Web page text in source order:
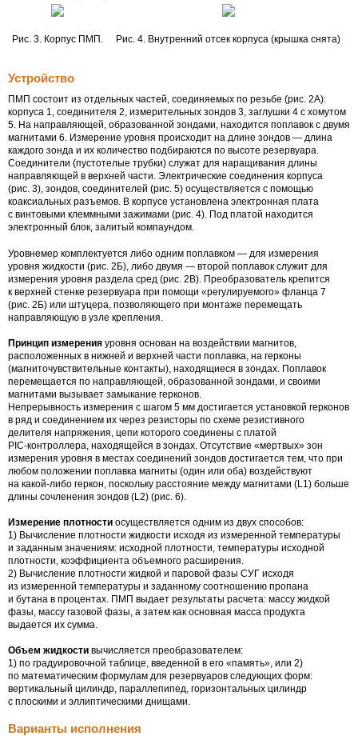
Рис. 3. Корпус ПМП. Рис. 4. Внутренний отсек корпуса (крышка снята)
Устройство
ПМП состоит из отдельных частей, соединяемых по резьбе (рис. 2А):
корпуса 1, соединителя 2, измерительных зондов 3, заглушки 4 с хомутом
5. На направляющей, образованной зондами, находится поплавок с двумя
магнитами 6. Измерение уровня происходит на длине зондов — длина
каждого зонда и их количество подбираются по высоте резервуара.
Соединители (пустотелые трубки) служат для наращивания длины
направляющей в верхней части. Электрические соединения корпуса
(рис. 3), зондов, соединителей (рис. 5) осуществляется с помощью
коаксиальных разъемов. В корпусе установлена электронная плата
с винтовыми клеммными зажимами (рис. 4). Под платой находится
электронный блок, залитый компаундом.
Уровнемер комплектуется либо одним поплавком — для измерения
уровня жидкости (рис. 2Б), либо двумя — второй поплавок служит для
измерения уровня раздела сред (рис. 2В). Преобразователь крепится
к верхней стенке резервуара при помощи «регулируемого» фланца 7
(рис. 2Б) или штуцера, позволяющего при монтаже перемещать
направляющую в узле крепления.
Принцип измерения уровня основан на воздействии магнитов,
расположенных в нижней и верхней части поплавка, на герконы
(магниточувствительные контакты), находящиеся в зондах. Поплавок
перемещается по направляющей, образованной зондами, и своими
магнитами вызывает замыкание герконов.
Непрерывность измерения с шагом 5 мм достигается установкой герконов
в ряд и соединением их через резисторы по схеме резистивного
делителя напряжения, цепи которого соединены с платой
PIC-контроллера, находящейся в зондах. Отсутствие «мертвых» зон
измерения уровня в местах соединений зондов достигается тем, что при
любом положении поплавка магниты (один или оба) воздействуют
на какой-либо геркон, поскольку расстояние между магнитами (L1) больше
длины сочленения зондов (L2) (рис. 6).
Измерение плотности осуществляется одним из двух способов:
1) Вычисление плотности жидкости исходя из измеренной температуры
и заданным значениям: исходной плотности, температуры исходной
плотности, коэффициента объемного расширения.
2) Вычисление плотности жидкой и паровой фазы СУГ исходя
из измеренной температуры и заданному соотношению пропана
и бутана в процентах. ПМП выдает результаты расчета: массу жидкой
фазы, массу газовой фазы, а затем как основная масса продукта
выдается их сумма.
Объем жидкости вычисляется преобразователем:
1) по градуировочной таблице, введенной в его «память», или 2)
по математическим формулам для резервуаров следующих форм:
вертикальный цилиндр, параллепипед, горизонтальных цилиндр
с плоскими и эллиптическими днищами.
Варианты исполнения